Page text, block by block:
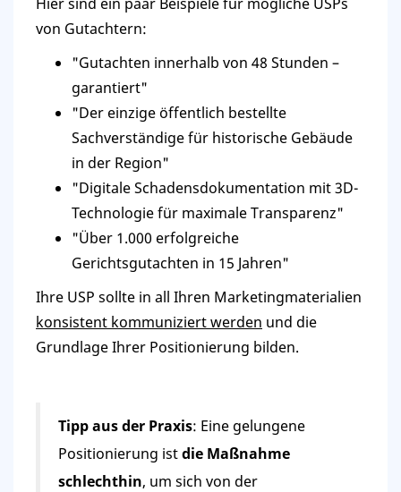
von Gutachtern:
"Gutachten innerhalb von 48 Stunden –
garantiert"
"Der einzige öffentlich bestellte
Sachverständige für historische Gebäude
in der Region"
"Digitale Schadensdokumentation mit 3D-
Technologie für maximale Transparenz"
"Über 1.000 erfolgreiche
Gerichtsgutachten in 15 Jahren"
Ihre USP sollte in all Ihren Marketingmaterialien
konsistent kommuniziert werden und die
Grundlage Ihrer Positionierung bilden.
Tipp aus der Praxis: Eine gelungene
Positionierung istdie Maßnahme
schlechthin, um sich von der